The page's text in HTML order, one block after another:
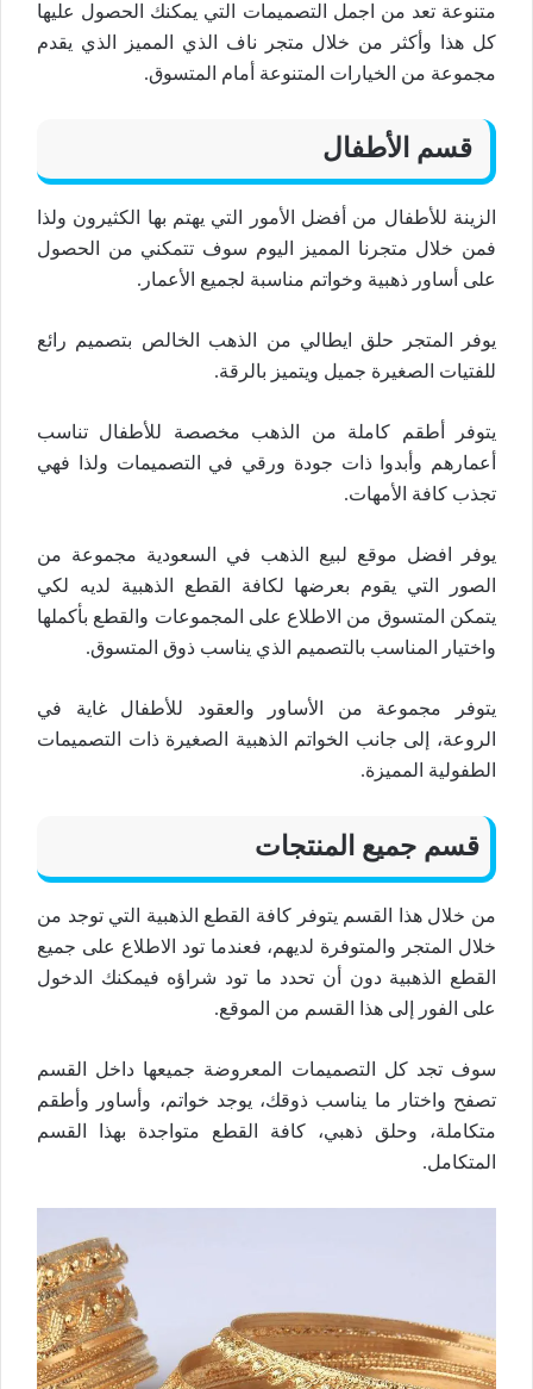
متنوعة تعد من اجمل التصميمات التي يمكنك الحصول عليها
كل هذا وأكثر من خلال متجر ناف الذي المميز الذي يقدم
مجموعة من الخيارات المتنوعة أمام المتسوق.
قسم الأطفال
الزينة للأطفال من أفضل الأمور التي يهتم بها الكثيرون ولذا
فمن خلال متجرنا المميز اليوم سوف تتمكني من الحصول
على أساور ذهبية وخواتم مناسبة لجميع الأعمار.
يوفر المتجر حلق ايطالي من الذهب الخالص بتصميم رائع
للفتيات الصغيرة جميل ويتميز بالرقة.
يتوفر أطقم كاملة من الذهب مخصصة للأطفال تناسب
أعمارهم وأبدوا ذات جودة ورقي في التصميمات ولذا فهي
تجذب كافة الأمهات.
يوفر افضل موقع لبيع الذهب في السعودية مجموعة من
الصور التي يقوم بعرضها لكافة القطع الذهبية لديه لكي
يتمكن المتسوق من الاطلاع على المجموعات والقطع بأكملها
واختيار المناسب بالتصميم الذي يناسب ذوق المتسوق.
يتوفر مجموعة من الأساور والعقود للأطفال غاية في
الروعة، إلى جانب الخواتم الذهبية الصغيرة ذات التصميمات
الطفولية المميزة.
قسم جميع المنتجات
من خلال هذا القسم يتوفر كافة القطع الذهبية التي توجد من
خلال المتجر والمتوفرة لديهم، فعندما تود الاطلاع على جميع
القطع الذهبية دون أن تحدد ما تود شراؤه فيمكنك الدخول
على الفور إلى هذا القسم من الموقع.
سوف تجد كل التصميمات المعروضة جميعها داخل القسم
تصفح واختار ما يناسب ذوقك، يوجد خواتم، وأساور وأطقم
متكاملة، وحلق ذهبي، كافة القطع متواجدة بهذا القسم
المتكامل.